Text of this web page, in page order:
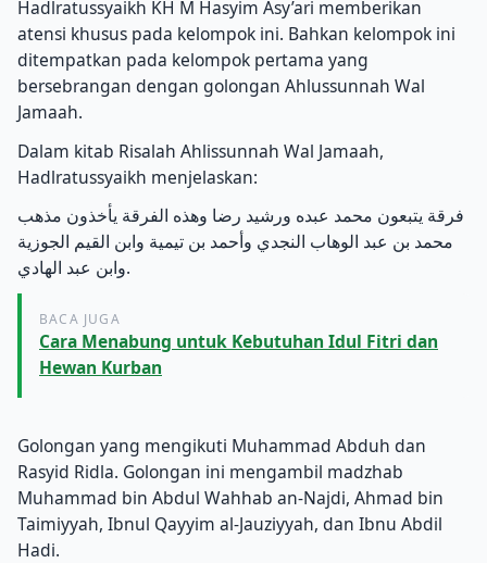
Hadlratussyaikh KH M Hasyim Asy’ari memberikan
atensi khusus pada kelompok ini. Bahkan kelompok ini
ditempatkan pada kelompok pertama yang
bersebrangan dengan golongan Ahlussunnah Wal
Jamaah.
Dalam kitab Risalah Ahlissunnah Wal Jamaah,
Hadlratussyaikh menjelaskan:
فرقة يتبعون محمد عبده ورشيد رضا وهذه الفرقة يأخذون مذهب
محمد بن عبد الوهاب النجدي وأحمد بن تيمية وابن القيم الجوزية
وابن عبد الهادي.
BACA JUGA
Cara Menabung untuk Kebutuhan Idul Fitri dan
Hewan Kurban
Golongan yang mengikuti Muhammad Abduh dan
Rasyid Ridla. Golongan ini mengambil madzhab
Muhammad bin Abdul Wahhab an-Najdi, Ahmad bin
Taimiyyah, Ibnul Qayyim al-Jauziyyah, dan Ibnu Abdil
Hadi.